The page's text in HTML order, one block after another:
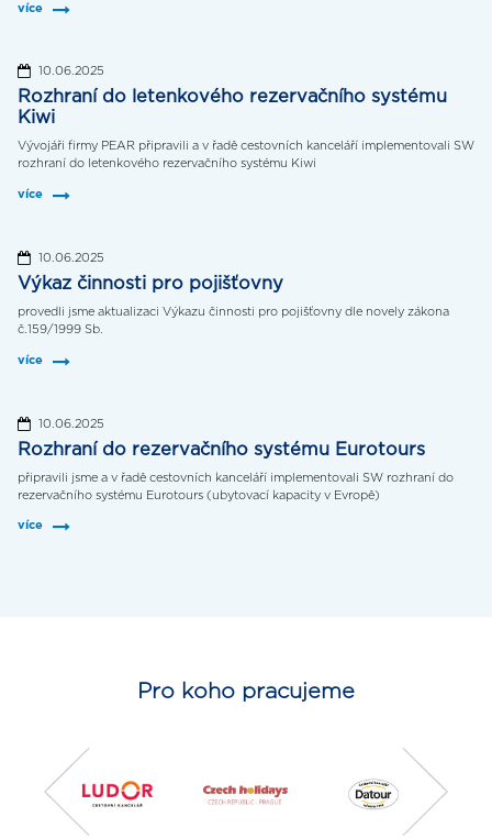
více
10.06.2025
Rozhraní do letenkového rezervačního systému
Kiwi
Vývojáři firmy PEAR připravili a v řadě cestovních kanceláří implementovali SW
rozhraní do letenkového rezervačního systému Kiwi
více
10.06.2025
Výkaz činnosti pro pojišťovny
provedli jsme aktualizaci Výkazu činnosti pro pojišťovny dle novely zákona
č.159/1999 Sb.
více
10.06.2025
Rozhraní do rezervačního systému Eurotours
připravili jsme a v řadě cestovních kanceláří implementovali SW rozhraní do
rezervačního systému Eurotours (ubytovací kapacity v Evropě)
více
Pro koho pracujeme